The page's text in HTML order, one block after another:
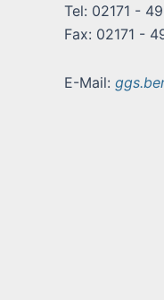
Tel: 02171 -
Fax: 02171 -
E-Mail: